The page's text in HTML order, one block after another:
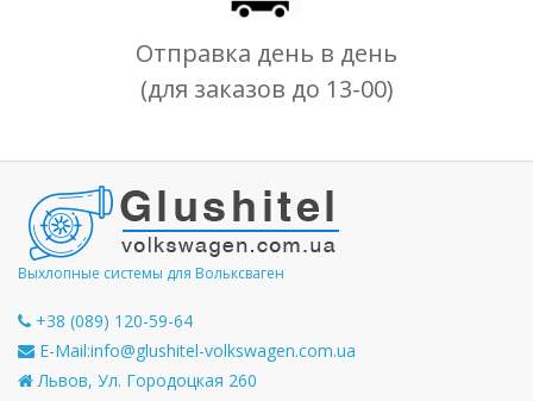
Отправка день в день
(для заказов до 13-00)
Выхлопные системы для Вольксваген
+38 (089) 120-59-64
E-Mail:info@glushitel-volkswagen.com.ua
Львов, Ул. Городоцкая 260